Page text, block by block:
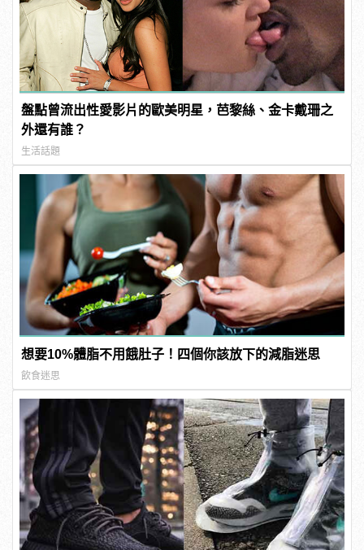
盤點曾流出性愛影片的歐美明星，芭黎絲、金卡戴珊之
外還有誰？
生活話題
想要10%體脂不用餓肚子！四個你該放下的減脂迷思
飲食迷思